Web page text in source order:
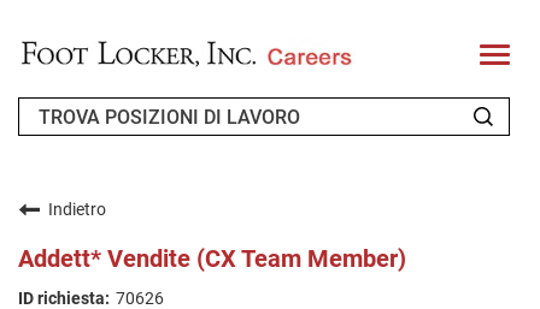
T
o
l
FAQ
Indietro
Addett* Vendite (CX Team Member)
70626